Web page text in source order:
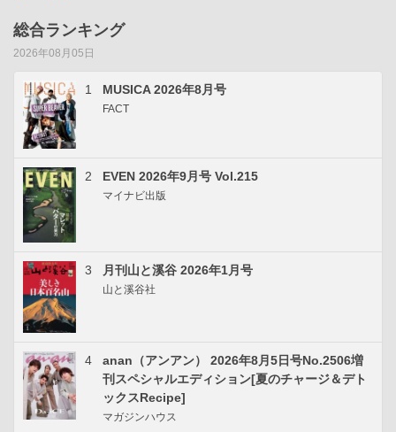
総合ランキング
2026年08月05日
1 MUSICA 2026年8月号
FACT
2 EVEN 2026年9月号 Vol.215
マイナビ出版
3 月刊山と溪谷 2026年1月号
山と溪谷社
4
anan（アンアン） 2026年8月5日号No.2506増
刊スペシャルエディション[夏のチャージ＆デト
ックスRecipe]
マガジンハウス